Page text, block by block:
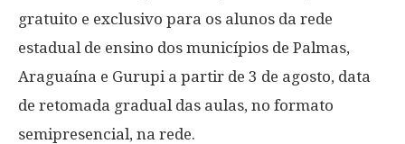
gratuito e exclusivo para os alunos da rede
estadual de ensino dos municípios de Palmas,
Araguaína e Gurupi a partir de 3 de agosto, data
de retomada gradual das aulas, no formato
semipresencial, na rede.